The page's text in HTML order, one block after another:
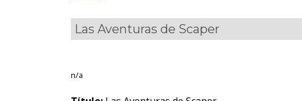
Las Aventuras de Scaper
n/a